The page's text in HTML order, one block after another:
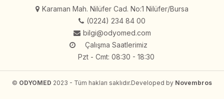
Karaman Mah. Nilüfer Cad. No:1 Nilüfer/Bursa
(0224) 234 84 00
bilgi@odyomed.com
Çalışma Saatlerimiz
Pzt - Cmt: 08:30 - 18:30
© ODYOMED 2023 - Tüm hakları saklıdır.Developed by Novembros